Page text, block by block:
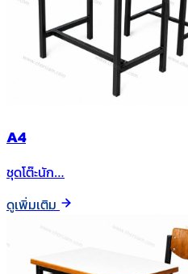
A4
ชุดโต๊ะนัก…
ดูเพิ่มเติม